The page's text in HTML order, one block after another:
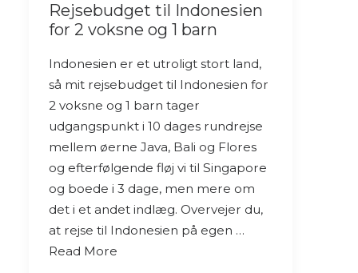
Rejsebudget til Indonesien
for 2 voksne og 1 barn
Indonesien er et utroligt stort land,
så mit rejsebudget til Indonesien for
2 voksne og 1 barn tager
udgangspunkt i 10 dages rundrejse
mellem øerne Java, Bali og Flores
og efterfølgende fløj vi til Singapore
og boede i 3 dage, men mere om
det i et andet indlæg. Overvejer du,
at rejse til Indonesien på egen …
Read More